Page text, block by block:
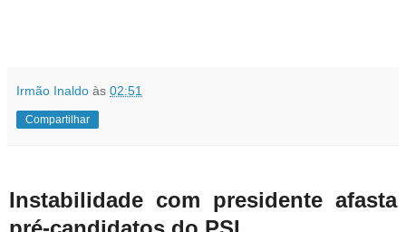
Irmão Inaldo às 02:51
Compartilhar
Instabilidade com presidente afasta